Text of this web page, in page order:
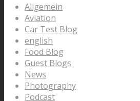
Allgemein
Aviation
Car Test Blog
english
Food Blog
Guest Blogs
News
Photography
Podcast